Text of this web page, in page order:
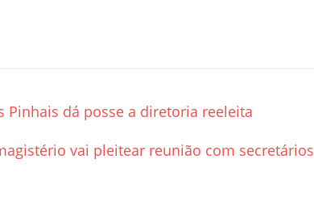
Pinhais dá posse a diretoria reeleita
vai pleitear reunião com secretários